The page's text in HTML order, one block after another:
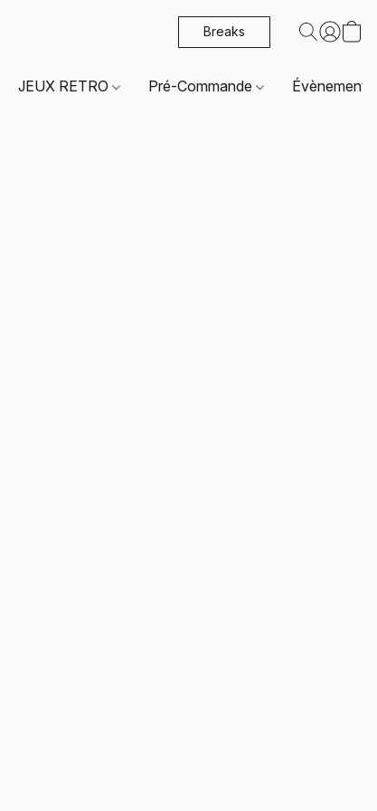
Breaks
JEUX RETRO Pré-Commande Évènements